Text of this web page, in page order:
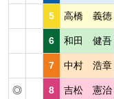
5 高橋 義徳
6 和田 健吾
7 中村 浩章
◎ 8 吉松 憲治